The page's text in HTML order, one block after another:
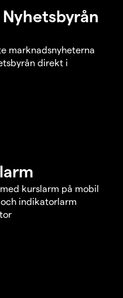
marknadsnyheterna
direkt i
kurslarm på mobil
indikatorlarm